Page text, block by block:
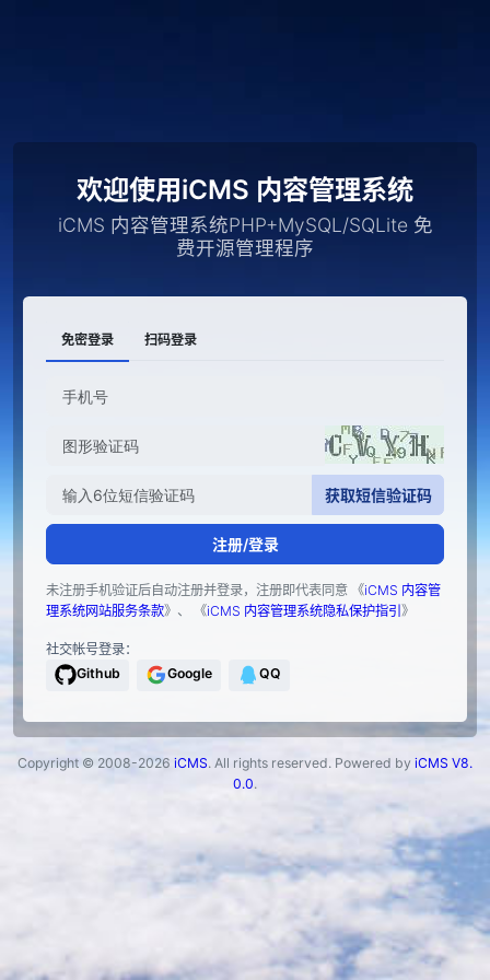
欢迎使用iCMS 内容管理系统
iCMS 内容管理系统PHP+MySQL/SQLite 免
费开源管理程序
免密登录 扫码登录
获取短信验证码
注册/登录
未注册手机验证后自动注册并登录，注册即代表同意 《iCMS 内容管
理系统网站服务条款》、 《iCMS 内容管理系统隐私保护指引》
社交帐号登录：
Github
Google QQ
Copyright © 2008-2026 iCMS. All rights reserved. Powered by iCMS V8.
0.0.